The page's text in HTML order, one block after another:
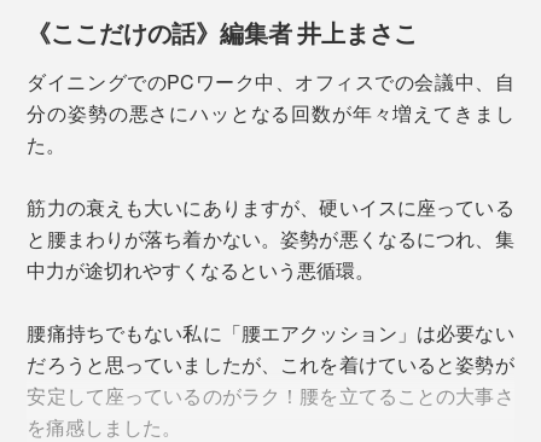
3. バルブの中央を指で押すと空気が抜けるので、
好みの硬さに微調整 ※使用時はバルプのキャプ
背中をサポートしたい方は少し上に、尾てい骨への負担
を和らげたい方は下の位置に。硬さや装着位置はお好み
でどうぞ。
イスに直接装着すれば、背もたれがクッション化！
腰に負担がかかりやすい新幹線や飛行機、長距離バスで
の移動時、長時間ドライブでも、荷物がかさばらず快
適。
《ここだけの話》編集者 井上まさこ
ダイニングでのPCワーク中、オフィスでの会議中、自
分の姿勢の悪さにハッとなる回数が年々増えてきまし
た。
筋力の衰えも大いにありますが、硬いイスに座っている
と腰まわりが落ち着かない。姿勢が悪くなるにつれ、集
中力が途切れやすくなるという悪循環。
腰痛持ちでもない私に「腰エアクッション」は必要ない
だろうと思っていましたが、これを着けていると姿勢が
安定して座っているのがラク！腰を立てることの大事さ
を痛感しました。